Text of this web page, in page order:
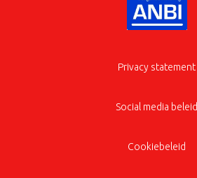
Privacy statement
Social media beleid
Cookiebeleid